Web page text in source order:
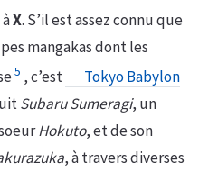
X. S’il est assez connu que
mangakas dont les
5 , c’est
Tokyo Babylon
Subaru Sumeragi, un
Hokuto, et de son
, à travers diverses